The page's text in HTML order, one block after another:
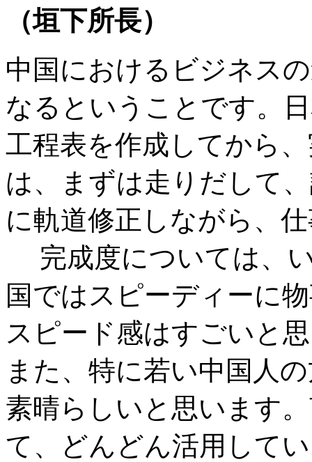
（垣下所長）
中国におけるビジネス
なるということです。
工程表を作成してから
は、まずは走りだして
に軌道修正しながら、
完成度については、
国ではスピーディーに
スピード感はすごいと
また、特に若い中国人
素晴らしいと思います
て、どんどん活用して